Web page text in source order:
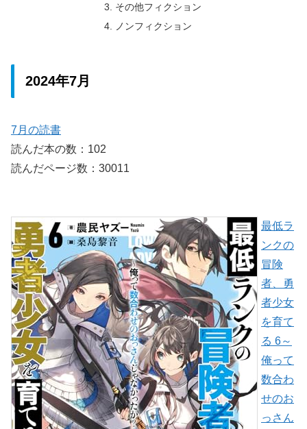
その他フィクション
ノンフィクション
2024年7月
7月の読書
読んだ本の数：102
読んだページ数：30011
最低ラ
ンクの
冒険
者、勇
者少女
を育て
る 6～
俺って
数合わ
せのお
っさん